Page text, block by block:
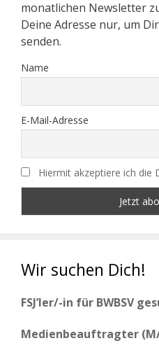
monatlichen Newsletter
Deine Adresse nur, um
senden.
Name
E-Mail-Adresse
Hiermit akzeptiere ich die
Wir suchen Dich!
FSJ’ler/-in für BWBSV
Medienbeauftragter